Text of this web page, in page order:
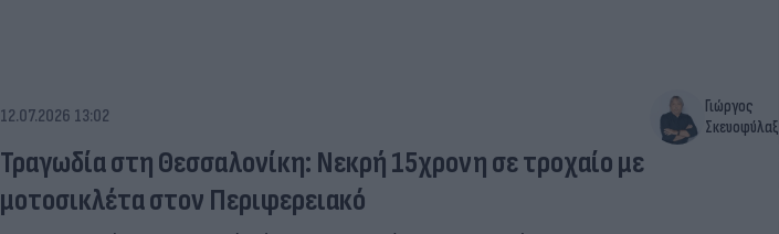
12.07.2026 13:02
Γιώργος
Σκευοφύλαξ
Τραγωδία στη Θεσσαλονίκη: Νεκρή 15χρονη σε τροχαίο με
μοτοσικλέτα στον Περιφερειακό